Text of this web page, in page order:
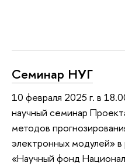
Семинар НУГ
10 февраля 2025 г. в
научный семинар
методов
электронных модулей»
«Научный фонд